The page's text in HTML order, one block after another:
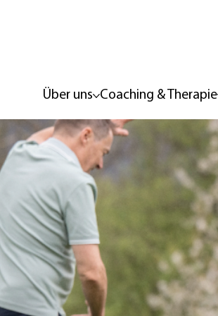
Über uns Coaching & Therapie